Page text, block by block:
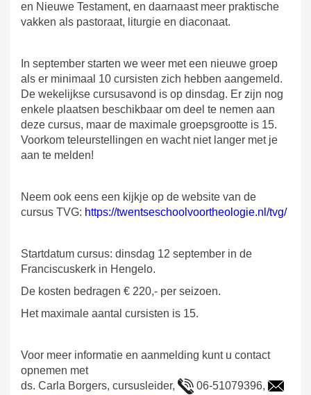
en Nieuwe Testament, en daarnaast meer praktische
vakken als pastoraat, liturgie en diaconaat.
In september starten we weer met een nieuwe groep
als er minimaal 10 cursisten zich hebben aangemeld.
De wekelijkse cursusavond is op dinsdag. Er zijn nog
enkele plaatsen beschikbaar om deel te nemen aan
deze cursus, maar de maximale groepsgrootte is 15.
Voorkom teleurstellingen en wacht niet langer met je
aan te melden!
Neem ook eens een kijkje op de website van de
cursus TVG: https://twentseschoolvoortheologie.nl/tvg/
Startdatum cursus: dinsdag 12 september in de
Franciscuskerk in Hengelo.
De kosten bedragen € 220,- per seizoen.
Het maximale aantal cursisten is 15.
Voor meer informatie en aanmelding kunt u contact
opnemen met
ds. Carla Borgers, cursusleider,
06-51079396,